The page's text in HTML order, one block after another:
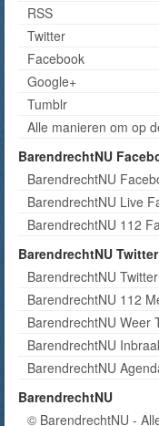
RSS
Twitter
Facebook
Google+
Tumblr
Alle manieren om op
BarendrechtNU
BarendrechtNU
BarendrechtNU Live
BarendrechtNU 112
BarendrechtNU
BarendrechtNU Twitter
BarendrechtNU 112
BarendrechtNU Weer
BarendrechtNU
BarendrechtNU
BarendrechtNU
© BarendrechtNU -